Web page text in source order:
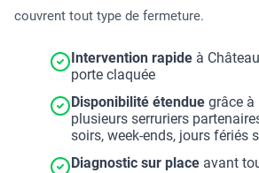
couvrent tout type de fermeture.
Intervention rapide à
porte claquée
Disponibilité étendue grâce à
plusieurs serruriers
soirs, week-ends, jours fériés
Diagnostic sur place avant